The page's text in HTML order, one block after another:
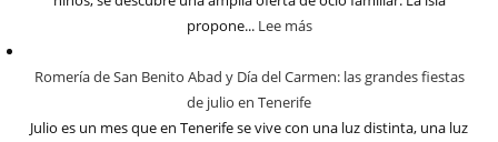
propone... Lee más
Romería de San Benito Abad y Día del Carmen: las grandes fiestas
de julio en Tenerife
Julio es un mes que en Tenerife se vive con una luz distinta, una luz